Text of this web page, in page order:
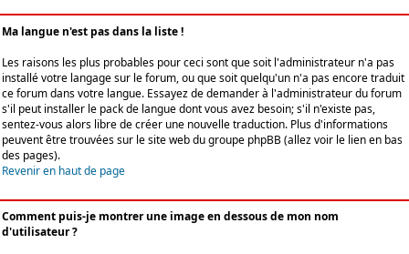
Ma langue n'est pas dans la liste !
Les raisons les plus probables pour ceci sont que soit l'administrateur n'a pas
installé votre langage sur le forum, ou que soit quelqu'un n'a pas encore traduit
ce forum dans votre langue. Essayez de demander à l'administrateur du forum
s'il peut installer le pack de langue dont vous avez besoin; s'il n'existe pas,
sentez-vous alors libre de créer une nouvelle traduction. Plus d'informations
peuvent être trouvées sur le site web du groupe phpBB (allez voir le lien en bas
des pages).
Revenir en haut de page
Comment puis-je montrer une image en dessous de mon nom
d'utilisateur ?